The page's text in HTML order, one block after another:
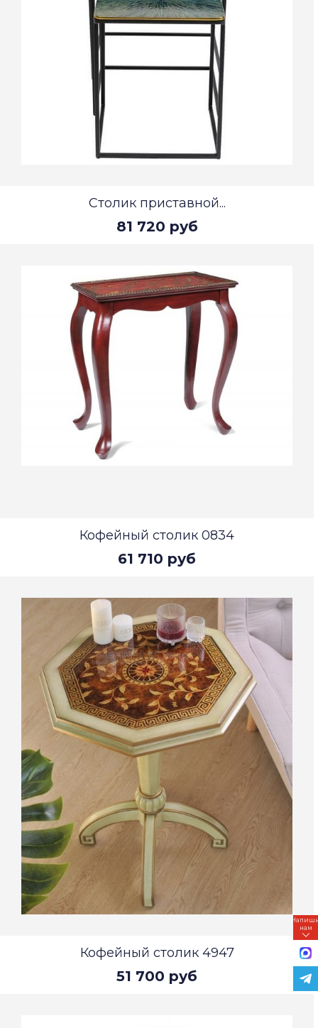
Столик приставной...
81 720 руб
Кофейный столик 0834
61 710 руб
Кофейный столик 4947
51 700 руб
нам